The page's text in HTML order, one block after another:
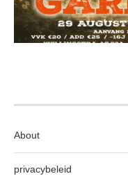
About
privacybeleid